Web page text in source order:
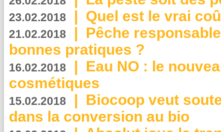
23.02.2018 | Quel est le vrai
21.02.2018 | Pêche
bonnes pratiques ?
16.02.2018 | Eau NO : le
cosmétiques
15.02.2018 | Biocoop veut
dans la conversion au bio